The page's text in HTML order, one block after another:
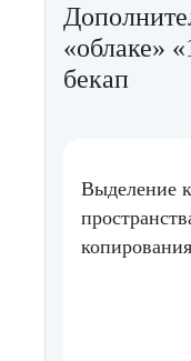
«облаке»
бекап
Выделение